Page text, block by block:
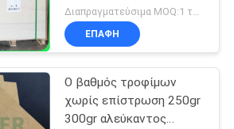
συσκευασία πρόχειρων
φαγητών
Διαπραγματεύσιμα MOQ:1 τόνος για κοινό μέγεθος & 10 τόνους για το ειδικό μέγεθος
ΕΠΑΦΉ
Ο βαθμός τροφίμων
χωρίς επίστρωση 250gr
300gr αλεύκαντος